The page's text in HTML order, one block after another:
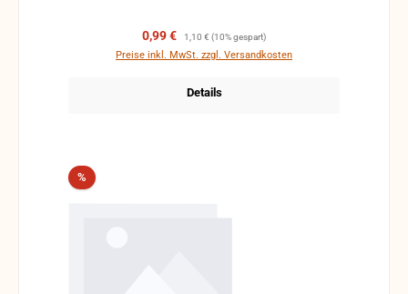
Verkaufspreis:
0,99 € Regulärer Preis:
1,10 € (10% gespart)
Preise inkl. MwSt. zzgl. Versandkosten
Details
%Rabatt